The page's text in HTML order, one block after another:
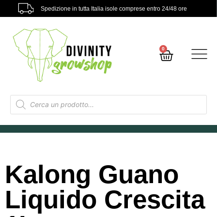
Spedizione in tutta Italia isole comprese entro 24/48 ore
0
Kalong Guano
Liquido Crescita